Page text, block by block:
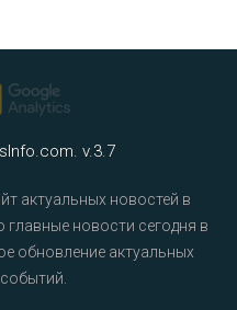
v.3.7
актуальных новостей в
главные новости сегодня в
обновление актуальных